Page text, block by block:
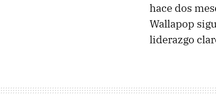
hace dos
Wallapop
liderazgo